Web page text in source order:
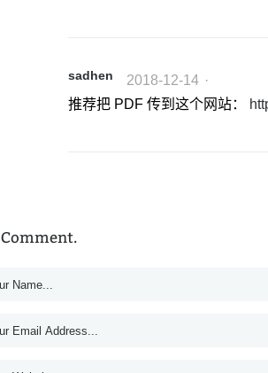
sadhen 2018-12-14 ·
推荐把 PDF 传到这个网站：